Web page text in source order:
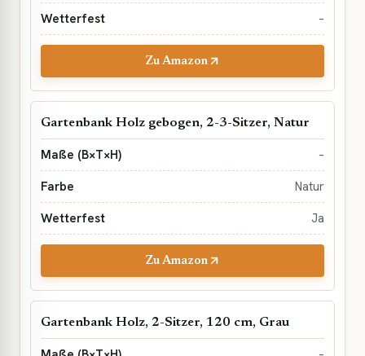
–
Zu Amazon
Gartenbank Holz gebogen, 2-3-Sitzer, Natur
–
Natur
Ja
Zu Amazon
Gartenbank Holz, 2-Sitzer, 120 cm, Grau